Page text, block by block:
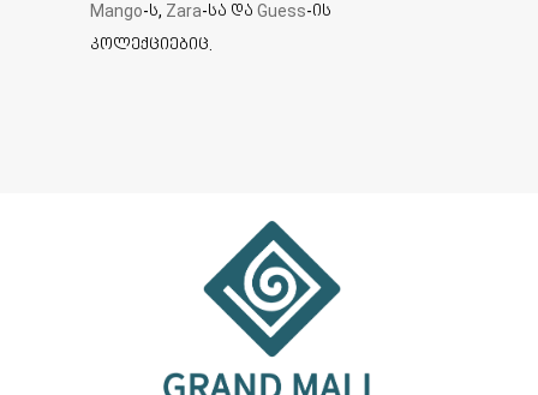
Mango-ს, Zara-სა და Guess-ის
კოლექციებიც.